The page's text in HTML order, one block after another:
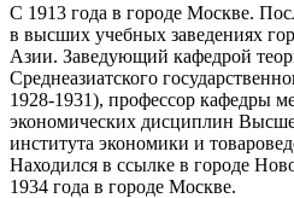
С 1913 года в городе Москве.
в высших учебных заведениях
Азии. Заведующий кафедрой
Среднеазиатского
1928-1931), профессор кафедры
экономических дисциплин
института экономики и
Находился в ссылке в городе
1934 года в городе Москве.